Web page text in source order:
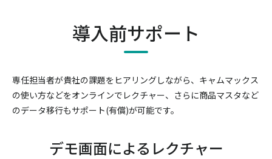
導入前サポート
専任担当者が貴社の課題をヒアリングしながら、キャムマックス
の使い方などをオンラインでレクチャー、 さらに商品マスタなど
のデータ移行もサポート(有償)が可能です。
デモ画面によるレクチャー